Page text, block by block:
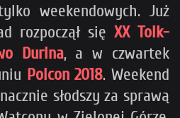
weekendowych. Już
rozpoczął się XX Tolk-
Durina, a w czwartek
Polcon 2018. Weekend
słodszy za sprawą